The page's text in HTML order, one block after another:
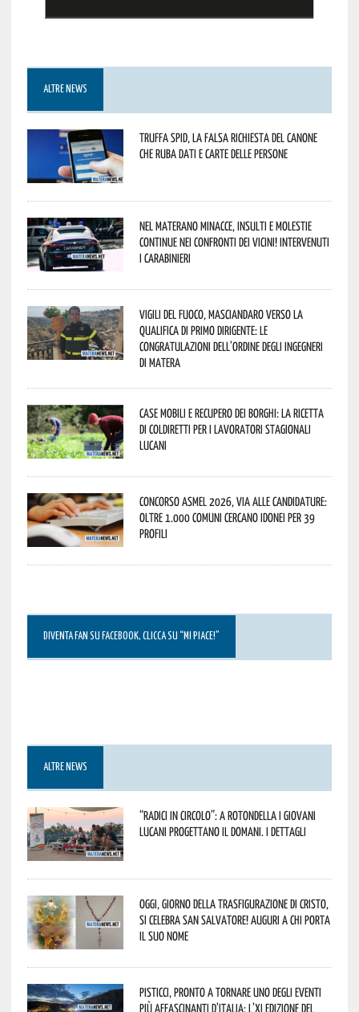
ALTRE NEWS
Truffa Spid, la falsa richiesta del canone
che ruba dati e carte delle persone
Nel materano minacce, insulti e molestie
continue nei confronti dei vicini! Intervenuti
i Carabinieri
Vigili del Fuoco, Masciandaro verso la
qualifica di Primo Dirigente: le
congratulazioni dell’Ordine degli Ingegneri
di Matera
Case mobili e recupero dei borghi: la ricetta
di Coldiretti per i lavoratori stagionali
lucani
Concorso Asmel 2026, via alle candidature:
oltre 1.000 Comuni cercano idonei per 39
profili
DIVENTA FAN SU FACEBOOK, CLICCA SU “MI PIACE!”
ALTRE NEWS
“Radici in Circolo”: a Rotondella i giovani
lucani progettano il domani. I dettagli
Oggi, giorno della Trasfigurazione di Cristo,
si celebra San Salvatore! Auguri a chi porta
il suo nome
Pisticci, pronto a tornare uno degli eventi
più affascinanti d’Italia: l’XI edizione del